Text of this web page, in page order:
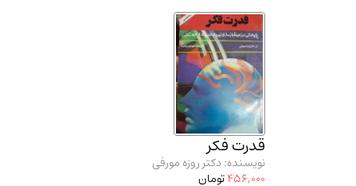
قدرت فکر
نویسنده: دکتر روزه مورفی
456,000تومان